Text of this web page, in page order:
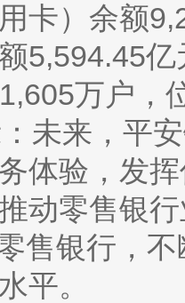
卡）余额
5,594.45
万户，
来，平安
体验，发
动零售银
售银行，
平。